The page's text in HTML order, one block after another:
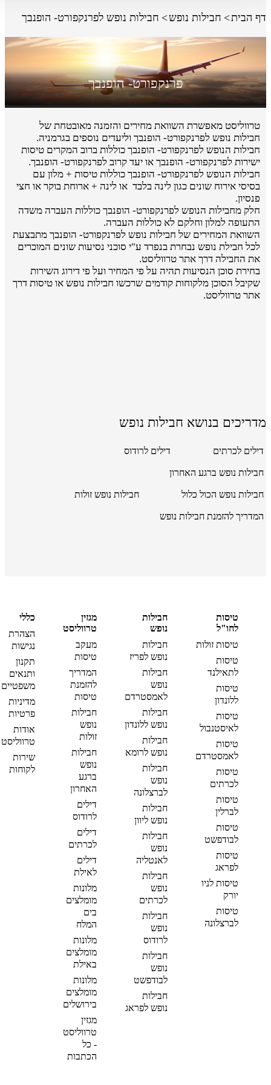
דף הבית חבילות נופש חבילות נופש לפרנקפורט- הופנבך
פרנקפורט- הופנבך
טרווליסט מאפשרת השוואת מחירים והזמנה מאובטחת של
חבילות נופש לפרנקפורט- הופנבך וליעדים נוספים בגרמניה.
חבילות הנופש לפרנקפורט- הופנבך כוללות ברוב המקרים טיסות
ישירות לפרנקפורט- הופנבך או יעד קרוב לפרנקפורט- הופנבך.
חבילות הנופש לפרנקפורט- הופנבך כוללות טיסות + מלון עם
בסיסי אירוח שונים כגון לינה בלבד או לינה + ארוחת בוקר או חצי
פנסיון.
חלק מחבילות הנופש לפרנקפורט- הופנבך כוללות העברה משדה
התעופה למלון וחלקם לא כוללות העברה.
השוואת המחירים של חבילות נופש לפרנקפורט- הופנבך מתבצעת
לכל חבילת נופש נבחרת בנפרד ע"י סוכני נסיעות שונים המוכרים
את החבילה דרך אתר טרווליסט.
בחירת סוכן הנסיעות תהיה על פי המחיר ועל פי דירוג השירות
שקיבל הסוכן מלקוחות קודמים שרכשו חבילות נופש או טיסות דרך
אתר טרווליסט.
מדריכים בנושא חבילות נופש
דילים לכרתים דילים לרודוס
חבילות נופש ברגע האחרון
חבילות נופש הכול כלול חבילות נופש זולות
המדריך להזמנת חבילות נופש
טיסות
לחו"ל
טיסות זולות
טיסות
לתאילנד
טיסות
ללונדון
טיסות
לאיסטנבול
טיסות
לאמסטרדם
טיסות
לכרתים
טיסות
לברלין
טיסות
לבודפשט
טיסות
לפראג
טיסות לניו
יורק
טיסות
לברצלונה
חבילות
נופש
חבילות
נופש לפריז
חבילות
נופש
לאמסטרדם
חבילות
נופש ללונדון
חבילות
נופש לרומא
חבילות
נופש
לברצלונה
חבילות
נופש ליוון
חבילות
נופש
לאנטליה
חבילות
נופש
לכרתים
חבילות
נופש
לרודוס
חבילות
נופש
לבודפשט
חבילות
נופש לפראג
מגזין
טרווליסט
מעקב
טיסות
המדריך
להזמנת
טיסות
חבילות
נופש
זולות
חבילות
נופש
ברגע
האחרון
דילים
לרודוס
דילים
לכרתים
דילים
לאילת
מלונות
מומלצים
בים
המלח
מלונות
מומלצים
באילת
מלונות
מומלצים
בירושלים
מגזין
טרווליסט
- כל
הכתבות
כללי
הצהרת
נגישות
תקנון
ותנאים
משפטיים
מדיניות
פרטיות
אודות
טרווליסט
שירות
לקוחות